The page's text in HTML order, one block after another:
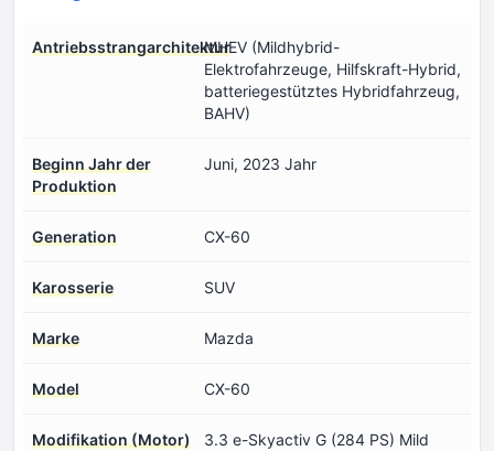
AntriebsstrangarchitekturMHEV (Mildhybrid-
Elektrofahrzeuge, Hilfskraft-Hybrid,
batteriegestütztes Hybridfahrzeug,
BAHV)
Beginn Jahr der
Produktion
Juni, 2023 Jahr
Generation CX-60
Karosserie SUV
Marke Mazda
Model CX-60
Modifikation (Motor)
3.3 e-Skyactiv G (284 PS) Mild